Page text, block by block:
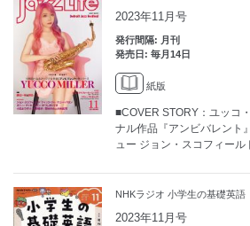
2023年11月号
発行間隔: 月刊
発売日: 毎月14日
紙版
■COVER STORY：ユッコ
ナル作品『アンビバレント
ュー ジョン・スコフィール
NHKラジオ 小学生の基礎英語
2023年11月号